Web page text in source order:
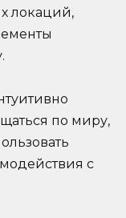
локаций,
по миру,
с